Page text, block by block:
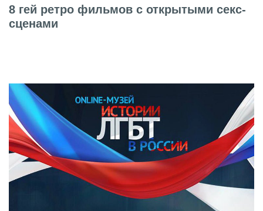
8 гей ретро фильмов с открытыми секс-
сценами